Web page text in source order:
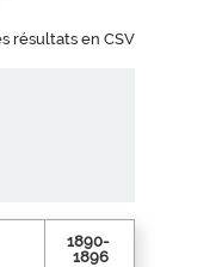
résultats en CSV
1890-
1896